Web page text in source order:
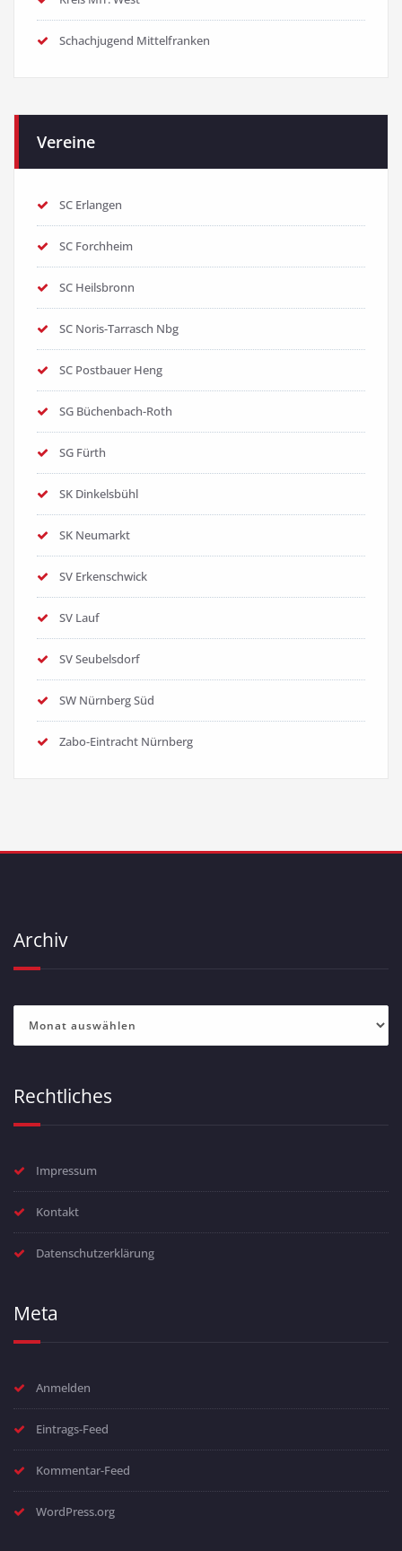
Schachjugend Mittelfranken
Vereine
SC Erlangen
SC Forchheim
SC Heilsbronn
SC Noris-Tarrasch Nbg
SC Postbauer Heng
SG Büchenbach-Roth
SG Fürth
SK Dinkelsbühl
SK Neumarkt
SV Erkenschwick
SV Lauf
SV Seubelsdorf
SW Nürnberg Süd
Zabo-Eintracht Nürnberg
Archiv
Rechtliches
Impressum
Kontakt
Datenschutzerklärung
Meta
Anmelden
Eintrags-Feed
Kommentar-Feed
WordPress.org